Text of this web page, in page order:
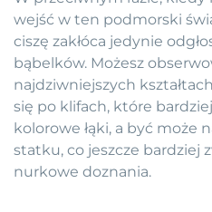
wejść w ten podmorski
ciszę zakłóca jedynie
bąbelków. Możesz
najdziwniejszych
się po klifach, które
kolorowe łąki, a być może
statku, co jeszcze bardziej
nurkowe doznania.